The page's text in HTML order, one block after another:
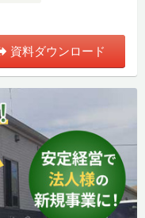
資料ダウンロード